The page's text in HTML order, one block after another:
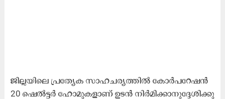
ജി​ല്ല​യി​ലെ പ്ര​ത്യേ​ക സാ​ഹ​ച​ര്യ​ത്തി​ൽ കോ​ർ​പ​റേ​ഷ​ൻ
20 ഷെ​ൽ​ട്ട​ർ ഹോ​മു​ക​ളാ​ണ് ഉ​ട​ൻ നി​ർ​മി​ക്കാ​നു​ദ്ദേ​ശി​ക്കു​